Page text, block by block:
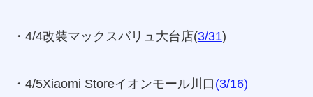
・4/4改装マックスバリュ大台店(3/31)
・4/5Xiaomi Storeイオンモール川口 (3/16)